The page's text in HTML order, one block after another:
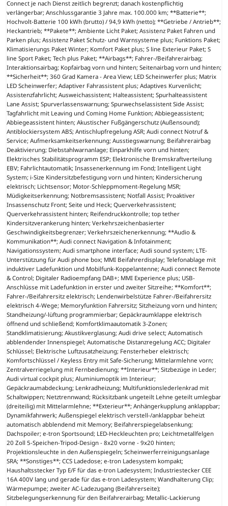
Connect je nach Dienst zeitlich begrenzt; danach kostenpflichtig
verlängerbar; Anschlussgarantie 3 Jahre max. 100.000 km; **Batterie**;
Hochvolt-Batterie 100 kWh (brutto) / 94,9 kWh (netto); **Getriebe / Antrieb**;
Heckantrieb; **Pakete**; Ambiente Licht Paket; Assistenz Paket Fahren und
Parken plus; Assistenz Paket Schutz- und Warnsysteme plus; Funktions Paket;
Klimatisierungs Paket Winter; Komfort Paket plus; S line Exterieur Paket; S
line Sport Paket; Tech plus Paket; **Airbags**; Fahrer-/Beifahrerairbag;
Interaktionsairbag; Kopfairbag vorn und hinten; Seitenairbag vorn und hinten;
**Sicherheit**; 360 Grad Kamera - Area View; LED Scheinwerfer plus; Matrix
LED Scheinwerfer; Adaptiver Fahrassistent plus; Adaptives Kurvenlicht;
Assistenzfahrlicht; Ausweichassistent; Halteassistent; Spurhalteassistent
Lane Assist; Spurverlassenswarnung; Spurwechselassistent Side Assist;
Tagfahrlicht mit Leaving und Coming Home Funktion; Abbiegeassistent;
Abbiegeassistent hinten; Akustischer Fußgängerschutz (Außensound);
Antiblockiersystem ABS; Antischlupfregelung ASR; Audi connect Notruf &
Service; Aufmerksamkeitserkennung; Ausstiegswarnung; Beifahrerairbag
Deaktivierung; Diebstahlwarnanlage; Einparkhilfe vorn und hinten;
Elektrisches Stabilitätsprogramm ESP; Elektronische Bremskraftverteilung
EBV; Fahrlichtautomatik; Insassenerkennung im Fond; Intelligent Light
System; i-Size Kindersitzbefestigung vorn und hinten; Kindersicherung
elektrisch; Lichtsensor; Motor-Schleppmoment-Regelung MSR;
Müdigkeitserkennung; Notbremsassistent; Notfall Assist; Proaktiver
Insassenschutz Front; Seite und Heck; Querverkehrassistent;
Querverkehrassistent hinten; Reifendruckkontrolle; top tether
Kindersitzverankerung hinten; Verkehrszeichenbasierter
Geschwindigkeitsbegrenzer; Verkehrszeichenerkennung; **Audio &
Kommunikation**; Audi connect Navigation & Infotainment;
Navigationssystem; Audi smartphone interface; Audi sound system; LTE-
Unterstützung für Audi phone box; MMI Beifahrerdisplay; Telefonablage mit
induktiver Ladefunktion und Mobilfunk-Koppelantenne; Audi connect Remote
& Control; Digitaler Radioempfang DAB+; MMI Experience plus; USB-
Anschlüsse mit Ladefunktion in erster und zweiter Sitzreihe; **Komfort**;
Fahrer-/Beifahrersitz elektrisch; Lendenwirbelstütze Fahrer-/Beifahrersitz
elektrisch 4-Wege; Memoryfunktion Fahrersitz; Sitzheizung vorn und hinten;
Standheizung/-lüftung programmierbar; Gepäckraumklappe elektrisch
öffnend und schließend; Komfortklimaautomatik 3-Zonen;
Standklimatisierung; Akustikverglasung; Audi drive select; Automatisch
abblendender Innenspiegel; Automatische Distanzregelung ACC; Digitaler
Schlüssel; Elektrische Luftzusatzheizung; Fensterheber elektrisch;
Komfortschlüssel / Keyless Entry mit Safe-Sicherung; Mittelarmlehne vorn;
Zentralverriegelung mit Fernbedienung; **Interieur**; Sitzbezüge in Leder;
Audi virtual cockpit plus; Aluminiumoptik im Interieur;
Gepäckraumabdeckung; Lenkradheizung; Multifunktionslederlenkrad mit
Schaltwippen; Netztrennwand; Rücksitzbank ungeteilt Lehne geteilt umlegbar
(dreiteilig) mit Mittelarmlehne; **Exterieur**; Anhängerkupplung anklappbar;
Dynamikfahrwerk; Außenspiegel elektrisch verstell-/anklappbar beheizt
automatisch abblendend mit Memory; Beifahrerspiegelabsenkung;
Dachspoiler; e-tron Sportsound; LED-Heckleuchten pro; Leichtmetallfelgen
20 Zoll 5-Speichen-Tripod-Design - 8x20 vorne - 9x20 hinten;
Projektionsleuchte in den Außenspiegeln; Scheinwerferreinigungsanlage
SRA; **Sonstiges**; CCS Ladedose; e-tron Ladesystem kompakt;
Haushaltsstecker Typ E/F für das e-tron Ladesystem; Industriestecker CEE
16A 400V lang und gerade für das e-tron Ladesystem; Wandhalterung Clip;
Wärmepumpe; zweiter AC-Ladezugang (Beifahrerseite);
Sitzbelegungserkennung für den Beifahrerairbag; Metallic-Lackierung